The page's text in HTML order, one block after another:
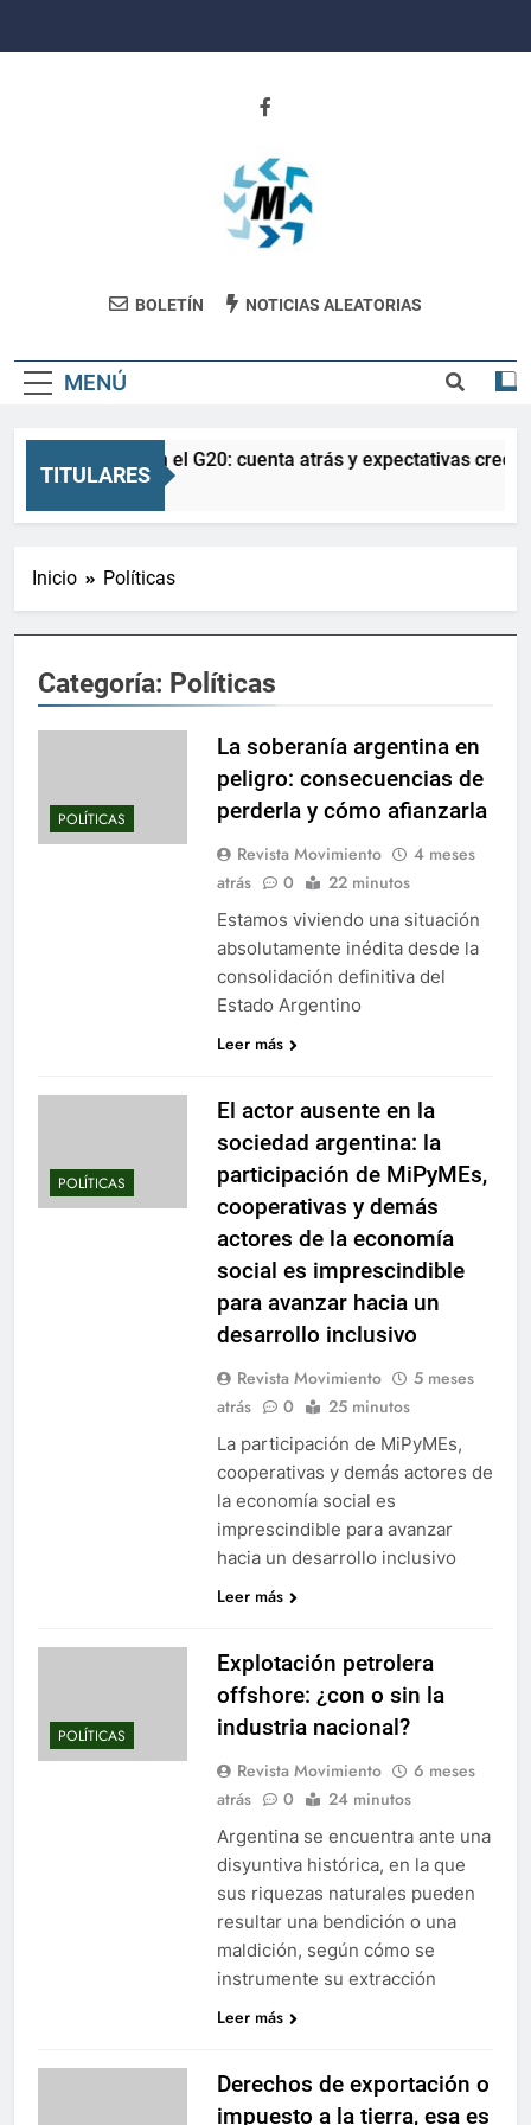
Revista
BOLETÍN NOTICIAS ALEATORIAS
MENÚ
TITULARES
La Salud en el G20: cuenta atrás y expectativas
3 Meses Atrás
Inicio Políticas
Categoría: Políticas
POLÍTICAS
La soberanía argentina en
peligro: consecuencias de
perderla y cómo afianzarla
Revista Movimiento
4 meses
atrás
0 22 minutos
Estamos viviendo una situación
absolutamente inédita desde la
consolidación definitiva del
Estado Argentino
Leer más
POLÍTICAS
El actor ausente en la
sociedad argentina: la
participación de MiPyMEs,
cooperativas y demás
actores de la economía
social es imprescindible
para avanzar hacia un
desarrollo inclusivo
Revista Movimiento
5 meses
atrás
0 25 minutos
La participación de MiPyMEs,
cooperativas y demás actores de
la economía social es
imprescindible para avanzar
hacia un desarrollo inclusivo
Leer más
POLÍTICAS
Explotación petrolera
offshore: ¿con o sin la
industria nacional?
Revista Movimiento
6 meses
atrás
0 24 minutos
Argentina se encuentra ante una
disyuntiva histórica, en la que
sus riquezas naturales pueden
resultar una bendición o una
maldición, según cómo se
instrumente su extracción
Leer más
Derechos de exportación o
impuesto a la tierra, esa es